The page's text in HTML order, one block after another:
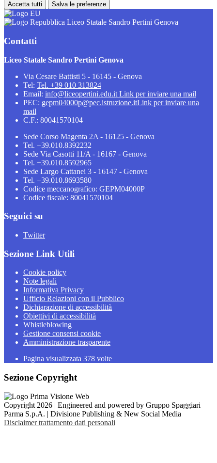
Accetta tutti Salva le preferenze
Liceo Statale Sandro Pertini Genova
Contatti
Liceo Statale Sandro Pertini Genova
Via Cesare Battisti 5 - 16145 - Genova
Tel: Tel. +39 010 313824
Email: info@liceopertini.edu.it Link per inviare una mail
PEC: gepm04000p@pec.istruzione.itLink per inviare una
mail
C.F.: 80041570104
Sede Corso Magenta 2A - 16125 - Genova
Tel. +39.010.8392232
Sede Via Casotti 11/A - 16167 - Genova
Tel. +39.010.8592965
Sede Largo Cattanei 3 - 16147 - Genova
Tel. +39.010.8693580
Codice meccanografico: GEPM04000P
Codice fiscale: 80041570104
Seguici su
Twitter
Sezione Link Utili
Cookie policy
Note legali
Informativa Privacy
Ufficio Relazioni con il Pubblico
Dichiarazione di accessibilità
Obiettivi di accessibilità
Whistleblowing
Gestione consensi cookie
Amministrazione trasparente
Pagina visualizzata 378 volte
Sezione Copyright
Copyright 2026 | Engineered and powered by Gruppo Spaggiari
Parma S.p.A. | Divisione Publishing & New Social Media
Disclaimer trattamento dati personali